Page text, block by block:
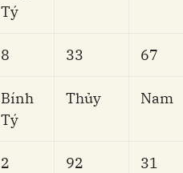
Tý
8 33 67
Bính
Tý
Thủy Nam
2 92 31